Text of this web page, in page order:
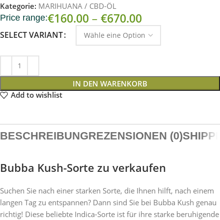
Kategorie: MARIHUANA / CBD-ÖL
Price range:€160.00 – €670.00
SELECT VARIANT
IN DEN WARENKORB
Add to wishlist
BESCHREIBUNGREZENSIONEN (0)
Bubba Kush-Sorte zu verkaufen
Suchen Sie nach einer starken Sorte, die Ihnen hilft, nach einem
langen Tag zu entspannen? Dann sind Sie bei Bubba Kush genau
richtig! Diese beliebte Indica-Sorte ist für ihre starke beruhigende